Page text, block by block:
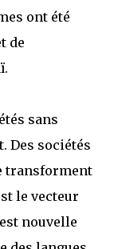
ont été
de
sans
Des sociétés
transforment
le vecteur
nouvelle